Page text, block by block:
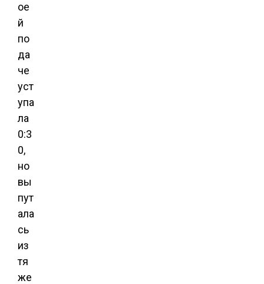
ое
й
по
да
че
уст
упа
ла
0:3
0,
но
вы
пут
ала
сь
из
тя
же